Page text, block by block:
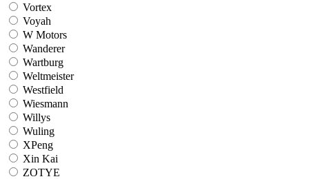
Vortex
Voyah
W Motors
Wanderer
Wartburg
Weltmeister
Westfield
Wiesmann
Willys
Wuling
XPeng
Xin Kai
ZOTYE